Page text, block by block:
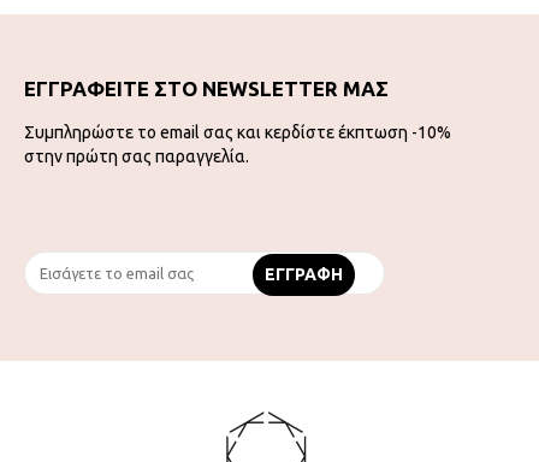
ΕΓΓΡΑΦΕΙΤΕ ΣΤΟ NEWSLETTER ΜΑΣ
Συμπληρώστε το email σας και κερδίστε έκπτωση -10%
στην πρώτη σας παραγγελία.